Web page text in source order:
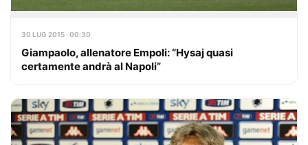
30 LUG 2015 · 00:30
Giampaolo, allenatore Empoli: “Hysaj quasi
certamente andrà al Napoli”